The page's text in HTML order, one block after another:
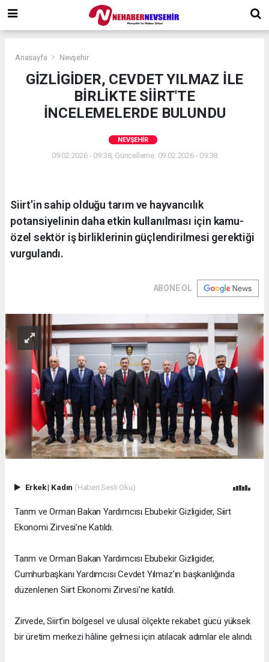
Anasayfa Nevşehir
GİZLİGİDER, CEVDET YILMAZ İLE
BİRLİKTE SİİRT'TE
İNCELEMELERDE BULUNDU
NEVŞEHIR
09.02.2026 - 09:38, Güncelleme: 09.02.2026 - 09:38
Siirt’in sahip olduğu tarım ve hayvancılık
potansiyelinin daha etkin kullanılması için kamu-
özel sektör iş birliklerinin güçlendirilmesi gerektiği
vurgulandı.
ABONE OL
Erkek| Kadın (Haberi Sesli Oku)
Tarım ve Orman Bakan Yardımcısı Ebubekir Gizligider, Siirt
Ekonomi Zirvesi’ne Katıldı.
Tarım ve Orman Bakan Yardımcısı Ebubekir Gizligider,
Cumhurbaşkanı Yardımcısı Cevdet Yılmaz’ın başkanlığında
düzenlenen Siirt Ekonomi Zirvesi’ne katıldı.
Zirvede, Siirt’in bölgesel ve ulusal ölçekte rekabet gücü yüksek
bir üretim merkezi hâline gelmesi için atılacak adımlar ele alındı.